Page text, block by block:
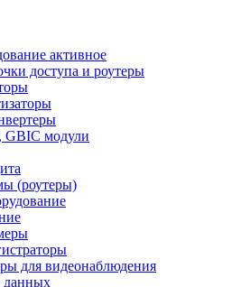
активное
доступа и роутеры
GBIC модули
(роутеры)
для видеонаблюдения
данных